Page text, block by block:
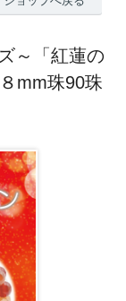
～「紅蓮の
mm珠90珠